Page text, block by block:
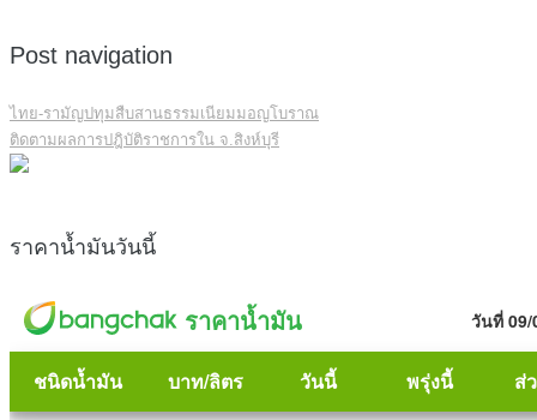
Post navigation
ไทย-รามัญปทุมสืบสานธรรมเนียมมอญโบราณ
ติดตามผลการปฎิบัติราชการใน จ.สิงห์บุรี
ราคาน้ำมันวันนี้